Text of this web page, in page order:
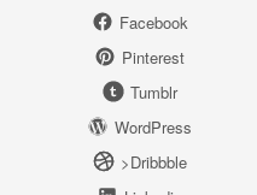
Facebook
Pinterest
Tumblr
WordPress
>Dribbble